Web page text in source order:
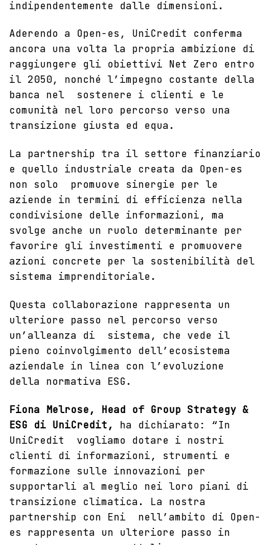
indipendentemente dalle dimensioni.
Aderendo a Open-es, UniCredit conferma
ancora una volta la propria ambizione di
raggiungere gli obiettivi Net Zero entro
il 2050, nonché l’impegno costante della
banca nel sostenere i clienti e le
comunità nel loro percorso verso una
transizione giusta ed equa.
La partnership tra il settore finanziario
e quello industriale creata da Open-es
non solo promuove sinergie per le
aziende in termini di efficienza nella
condivisione delle informazioni, ma
svolge anche un ruolo determinante per
favorire gli investimenti e promuovere
azioni concrete per la sostenibilità del
sistema imprenditoriale.
Questa collaborazione rappresenta un
ulteriore passo nel percorso verso
un’alleanza di sistema, che vede il
pieno coinvolgimento dell’ecosistema
aziendale in linea con l’evoluzione
della normativa ESG.
Fiona Melrose, Head of Group Strategy &
ESG di UniCredit, ha dichiarato: “In
UniCredit vogliamo dotare i nostri
clienti di informazioni, strumenti e
formazione sulle innovazioni per
supportarli al meglio nei loro piani di
transizione climatica. La nostra
partnership con Eni nell’ambito di Open-
es rappresenta un ulteriore passo in